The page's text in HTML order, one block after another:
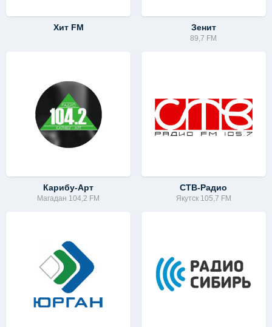
Хит FM Зенит
89,7 FM
Карибу-Арт
Магадан 104,2 FM
СТВ-Радио
Якутск 105,7 FM